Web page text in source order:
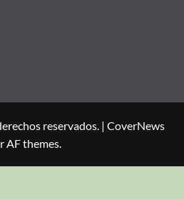
reservados. | CoverNews
AF themes.